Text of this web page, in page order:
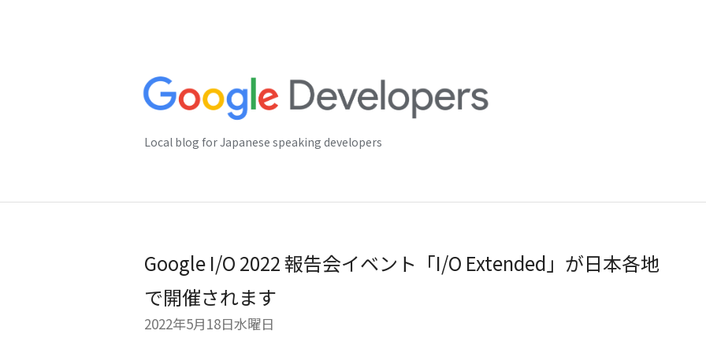
Local blog for Japanese speaking developers
Google I/O 2022 報告会イベント「I/O Extended」が日本各地
で開催されます
2022年5月18日水曜日